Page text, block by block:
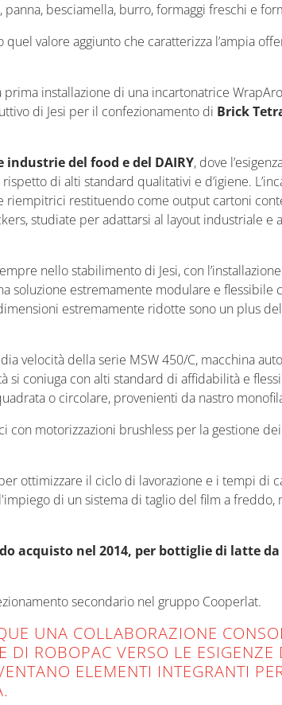
besciamella, burro, formaggi freschi e
valore aggiunto che caratterizza l’ampia
installazione di una incartonatrice
di Jesi per il confezionamento di Brick
del food e del DAIRY, dove
di alti standard qualitativi e d’igiene.
restituendo come output cartoni
studiate per adattarsi al layout industriale e
nello stabilimento di Jesi, con
soluzione estremamente modulare e
estremamente ridotte sono un plus
velocità della serie MSW 450/C, macchina
coniuga con alti standard di affidabilità e
o circolare, provenienti da nastro
con motorizzazioni brushless per la gestione
ottimizzare il ciclo di lavorazione e i tempi di
di un sistema di taglio del film a freddo,
acquisto nel 2014, per bottiglie di latte
secondario nel gruppo Cooperlat.
UNA COLLABORAZIONE
ROBOPAC VERSO LE ESIGENZE
ELEMENTI INTEGRANTI